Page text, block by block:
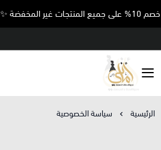
Amani’s Boutique
الرئيسية سياسة الخصوصية